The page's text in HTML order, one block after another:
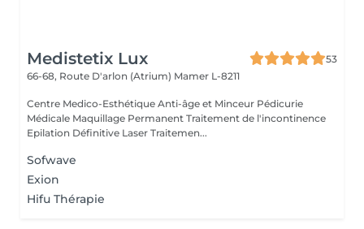
Medistetix Lux
53
66-68, Route D'arlon (Atrium) Mamer L-8211
Centre Medico-Esthétique Anti-âge et Minceur Pédicurie
Médicale Maquillage Permanent Traitement de l'incontinence
Epilation Définitive Laser Traitemen...
Sofwave
Exion
Hifu Thérapie